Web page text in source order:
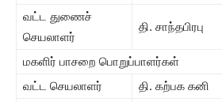
வட்ட துணைச்
செயலாளர்
தி. சாந்தபிரபு
மகளிர் பாசறை பொறுப்பாளர்கள்
வட்ட செயலாளர்
தி. கற்பக கனி